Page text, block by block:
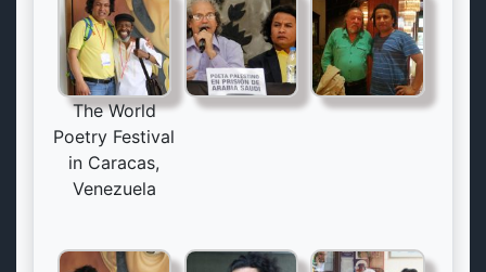
The World
Poetry Festival
in Caracas,
Venezuela